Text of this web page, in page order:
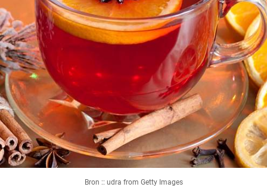
Bron :: udra from Getty Images